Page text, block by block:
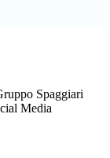
Spaggiari
Media